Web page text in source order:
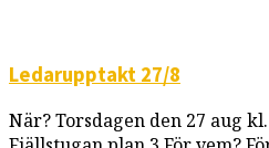
Ledarupptakt 27/8
När? Torsdagen den 27 aug